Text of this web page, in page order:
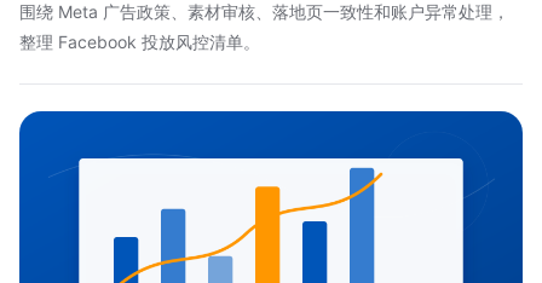
围绕 Meta 广告政策、素材审核、落地页一致性和账户异常处理，
整理 Facebook 投放风控清单。